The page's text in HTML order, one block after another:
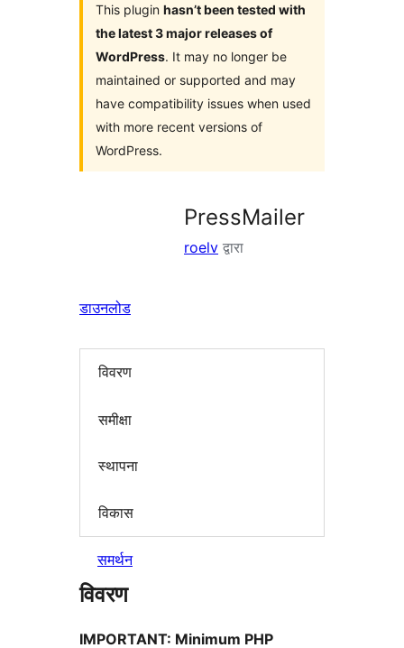
This plugin hasn’t been tested with
the latest 3 major releases of
WordPress. It may no longer be
maintained or supported and may
have compatibility issues when used
with more recent versions of
WordPress.
PressMailer
roelv द्वारा
डाउनलोड
विवरण
समीक्षा
स्थापना
विकास
समर्थन
विवरण
IMPORTANT: Minimum PHP